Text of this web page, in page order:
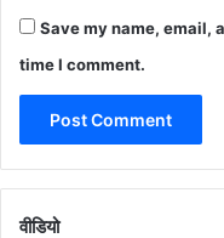
Save my name, email,
time I comment.
वीडियो